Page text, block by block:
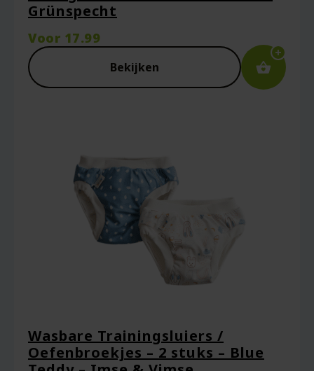
Grünspecht
Voor 17.99
Bekijken
Wasbare Trainingsluiers /
Oefenbroekjes – 2 stuks – Blue